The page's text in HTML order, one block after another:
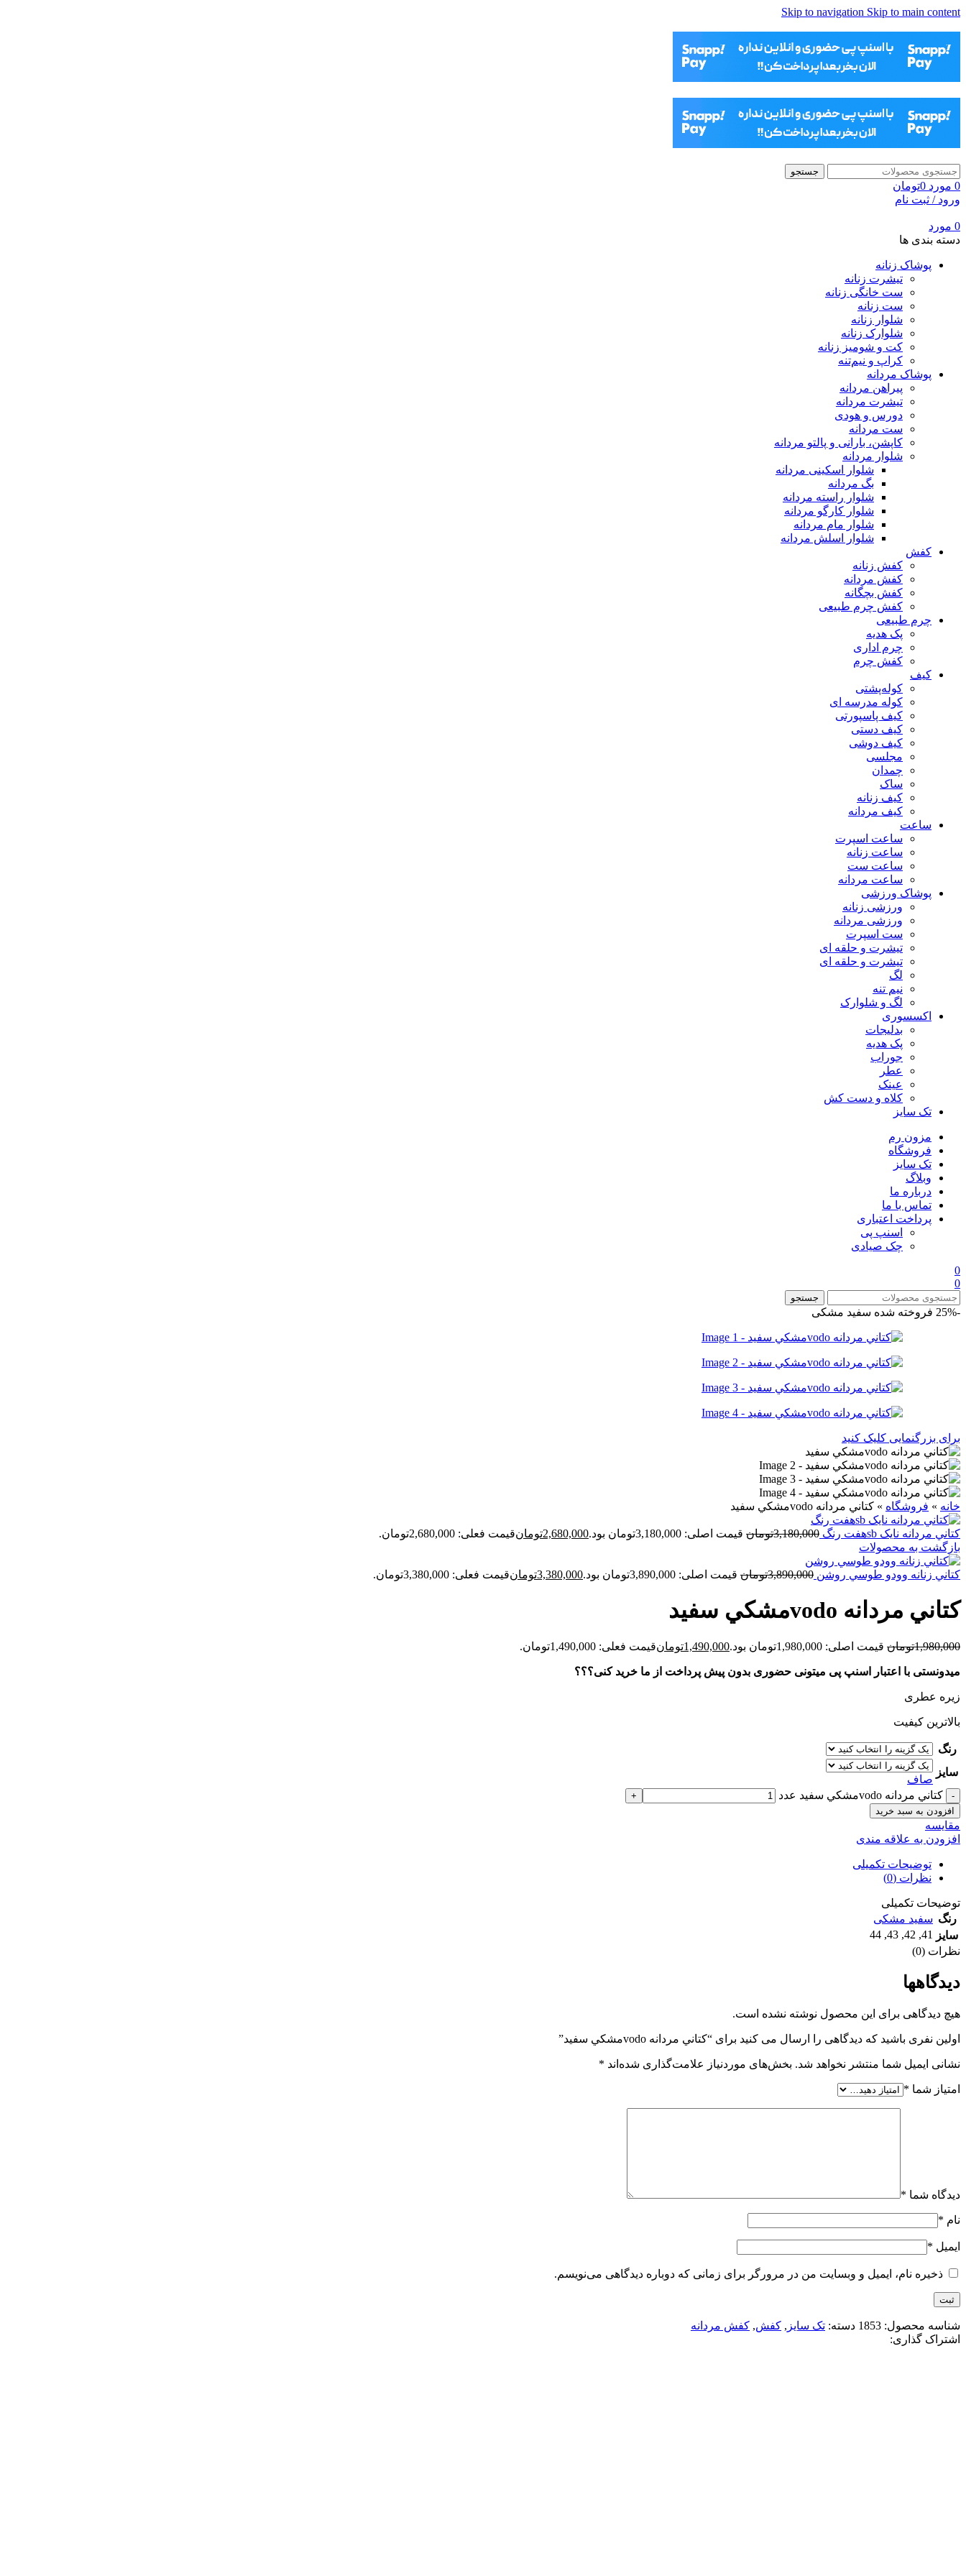
Skip to navigation Skip to main content
جستجو
0 مورد 0تومان
ورود / ثبت نام
0 مورد
دسته بندی ها
پوشاک زنانه
تیشرت زنانه
ست خانگی زنانه
ست زنانه
شلوار زنانه
شلوارک زنانه
کت و شومیز زنانه
کراپ و نیم‌تنه
پوشاک مردانه
پیراهن مردانه
تیشرت مردانه
دورس و هودی
ست مردانه
کاپشن، بارانی و پالتو مردانه
شلوار مردانه
شلوار اسکینی مردانه
بگ مردانه
شلوار راسته مردانه
شلوار کارگو مردانه
شلوار مام مردانه
شلوار اسلش مردانه
کفش
کفش زنانه
کفش مردانه
کفش بچگانه
کفش چرم طبیعی
چرم طبیعی
پک هدیه
چرم اداری
کفش چرم
کیف
کوله‌پشتی
کوله مدرسه ای
کیف پاسپورتی
کیف دستی
کیف دوشی
مجلسی
چمدان
ساک
کیف زنانه
کیف مردانه
ساعت
ساعت اسپرت
ساعت زنانه
ساعت ست
ساعت مردانه
پوشاک ورزشی
ورزشی زنانه
ورزشی مردانه
ست اسپرت
تیشرت و حلقه ای
تیشرت و حلقه ای
لگ
نیم تنه
لگ و شلوارک
اکسسوری
بدلیجات
پک هدیه
جوراب
عطر
عینک
کلاه و دست کش
تک سایز
مزون رم
فروشگاه
تک سایز
وبلاگ
درباره ما
تماس با ما
پرداخت اعتباری
اسنپ پی
چک صیادی
0
0
جستجو
-25% فروخته شده سفید مشکی
برای بزرگنمایی کلیک کنید
خانه » فروشگاه » کتاني مردانه vodoمشکي سفيد
کتاني مردانه نايک sbهفت رنگ 3,180,000تومان قیمت اصلی: 3,180,000تومان بود. 2,680,000تومانقیمت فعلی: 2,680,000تومان.
بازگشت به محصولات
کتاني زنانه وودو طوسي روشن 3,890,000تومان قیمت اصلی: 3,890,000تومان بود. 3,380,000تومانقیمت فعلی: 3,380,000تومان.
کتاني مردانه vodoمشکي سفيد
1,980,000تومان قیمت اصلی: 1,980,000تومان بود. 1,490,000تومانقیمت فعلی: 1,490,000تومان.
میدونستی با اعتبار اسنپ پی میتونی حضوری بدون پیش پرداخت از ما خرید کنی؟؟؟
زیره عطری
بالاترین کیفیت
رنگ
سایز
صاف
کتاني مردانه vodoمشکي سفيد عدد
افزودن به سبد خرید
مقايسه
افزودن به علاقه مندی
توضیحات تکمیلی
نظرات (0)
توضیحات تکمیلی
رنگ سفید مشکی
سایز
41
,
42
,
43
,
44
نظرات (0)
دیدگاهها
هیچ دیدگاهی برای این محصول نوشته نشده است.
اولین نفری باشید که دیدگاهی را ارسال می کنید برای “کتاني مردانه vodoمشکي سفيد”
نشانی ایمیل شما منتشر نخواهد شد. بخش‌های موردنیاز علامت‌گذاری شده‌اند *
امتیاز شما *
دیدگاه شما *
نام *
ایمیل *
ذخیره نام، ایمیل و وبسایت من در مرورگر برای زمانی که دوباره دیدگاهی می‌نویسم.
شناسه محصول: 1853 دسته: تک سایز , کفش, کفش مردانه
اشتراک گذاری: